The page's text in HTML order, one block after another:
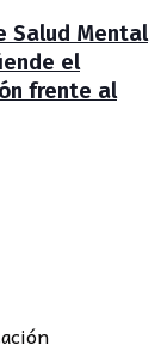
Salud Mental
el
frente al